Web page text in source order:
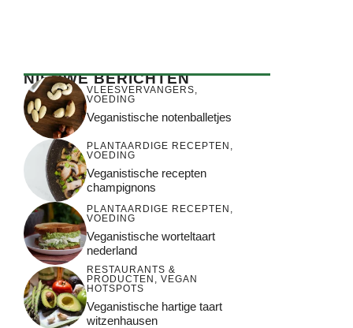
NIEUWE BERICHTEN
VLEESVERVANGERS,
VOEDING
Veganistische notenballetjes
PLANTAARDIGE RECEPTEN ,
VOEDING
Veganistische recepten
champignons
PLANTAARDIGE RECEPTEN ,
VOEDING
Veganistische worteltaart
nederland
RESTAURANTS &
PRODUCTEN , VEGAN
HOTSPOTS
Veganistische hartige taart
witzenhausen